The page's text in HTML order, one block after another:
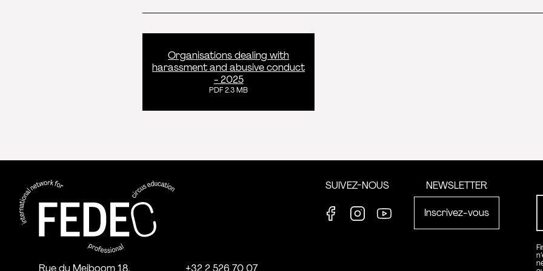
Organisations dealing with
harassment and abusive conduct
- 2025
PDF 2.3 MB
FEDEC - Réseau international pour la formation
professionnelle aux arts du cirque
Rue du Meiboom 18, +32 2 526 70 07
SUIVEZ-NOUS
Youtube
NEWSLETTER
Inscrivez-vous